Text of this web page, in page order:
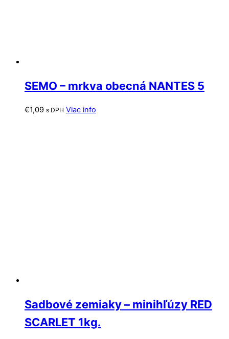
SEMO – mrkva obecná NANTES 5
€1,09 s DPH Viac info
Sadbové zemiaky – minihľúzy RED
SCARLET 1kg.